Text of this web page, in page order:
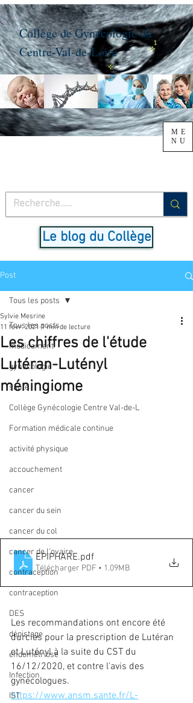
Le blog du Collège
ME
NU
Collège de Gynécologie du
Centre-Val-de-Loire
Post
Tous les posts
médicament
gynécologie
santé
Collège Gynécologie Centre Val-de-L
Formation médicale continue
activité physique
accouchement
cancer
cancer du sein
cancer du col
cancer de l'ovaire
contraception
contraception
DES
dépistage
endométriose
Infection
IST
Tous les posts
Les chiffres de l'étude
Lutéran-Lutényl
méningiome
Sylvie Mesrine
11 févr. 2021 1 min de lecture
EPIPHARE.pdf
Télécharger PDF • 1.09MB
Les recommandations ont encore été
durcies pour la prescription de Lutéran
et Lutényl à la suite du CST du
16/12/2020, et contre l'avis des
gynécologues.
https://www.ansm.sante.fr/L-